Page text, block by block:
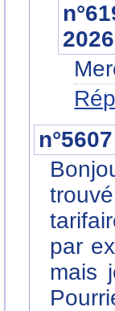
2026
par
mais